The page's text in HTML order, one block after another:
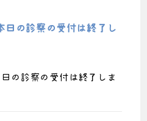
日の診察の受付は終了し
の診察の受付は終了しま